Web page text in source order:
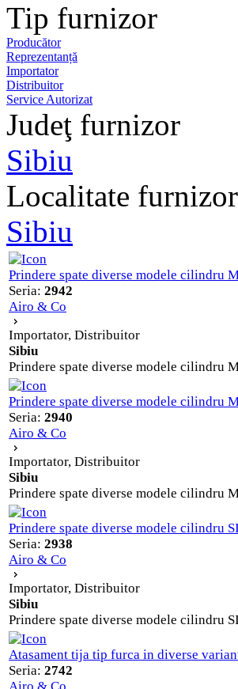
Tip furnizor
Producător
Reprezentanță
Importator
Distribuitor
Service Autorizat
Judeţ furnizor
Sibiu
Localitate furnizor
Sibiu
Prindere spate diverse modele cilindru
Seria: 2942
Airo & Co
Importator, Distribuitor
Sibiu
Prindere spate diverse modele cilindru
Prindere spate diverse modele cilindru
Seria: 2940
Airo & Co
Importator, Distribuitor
Sibiu
Prindere spate diverse modele cilindru
Prindere spate diverse modele cilindru
Seria: 2938
Airo & Co
Importator, Distribuitor
Sibiu
Prindere spate diverse modele cilindru
Atasament tija tip furca in diverse
Seria: 2742